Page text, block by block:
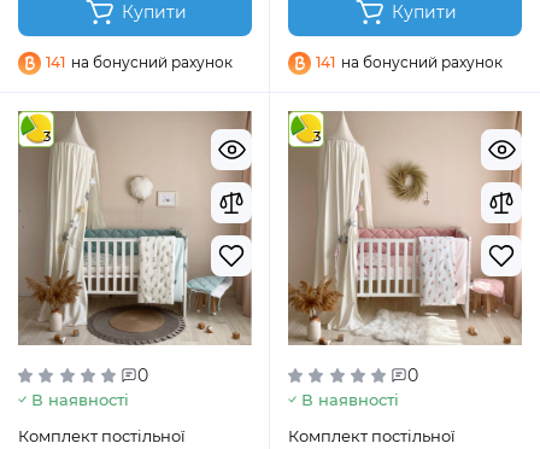
Купити
141 на бонусний рахунок
Купити
141 на бонусний рахунок
3
0
В наявності
Комплект постільної
3
0
В наявності
Комплект постільної